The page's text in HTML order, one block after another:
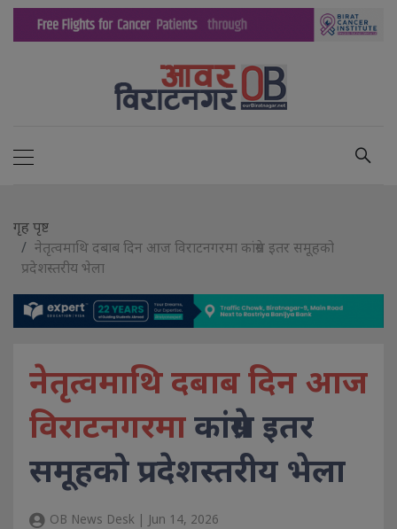
गृह पृष्ट
नेतृत्वमाथि दबाब दिन आज विराटनगरमा कांग्रेस इतर समूहको
प्रदेशस्तरीय भेला
नेतृत्वमाथि दबाब दिन आज
विराटनगरमाकांग्रेस इतर
समूहको प्रदेशस्तरीय भेला
OB News Desk | Jun 14, 2026